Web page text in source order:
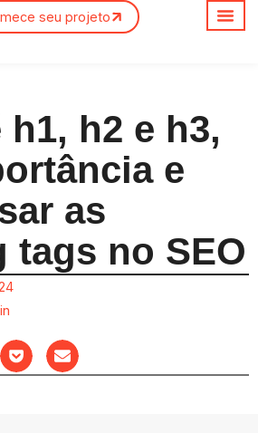
seu projeto
h1, h2 e h3,
e
as
tags no SEO